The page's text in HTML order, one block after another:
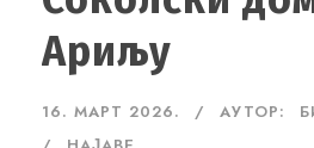
Ариљу
16. МАРТ 2026. АУТОР: